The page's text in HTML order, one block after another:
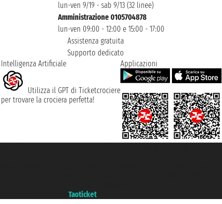
lun-ven 9/19 - sab 9/13 (32 linee)
Amministrazione 0105704878
lun-ven 09:00 - 12:00 e 15:00 - 17:00
Assistenza gratuita
Supporto dedicato
Intelligenza Artificiale
Utilizza il GPT di Ticketcrociere
per trovare la crociera perfetta!
Applicazioni
Taoticket